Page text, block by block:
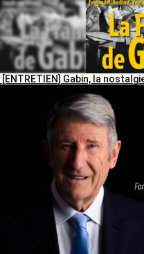
[ENTRETIEN] Gabin, la